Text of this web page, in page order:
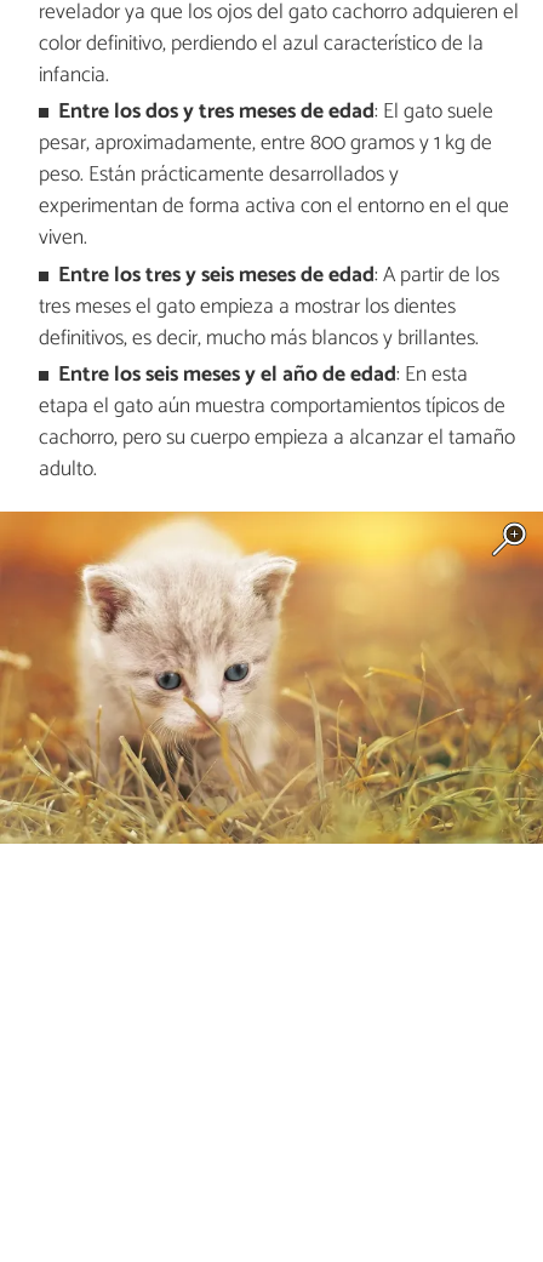
revelador ya que los ojos del gato cachorro adquieren el
color definitivo, perdiendo el azul característico de la
infancia.
Entre los dos y tres meses de edad: El gato suele
pesar, aproximadamente, entre 800 gramos y 1 kg de
peso. Están prácticamente desarrollados y
experimentan de forma activa con el entorno en el que
viven.
Entre los tres y seis meses de edad: A partir de los
tres meses el gato empieza a mostrar los dientes
definitivos, es decir, mucho más blancos y brillantes.
Entre los seis meses y el año de edad: En esta
etapa el gato aún muestra comportamientos típicos de
cachorro, pero su cuerpo empieza a alcanzar el tamaño
adulto.